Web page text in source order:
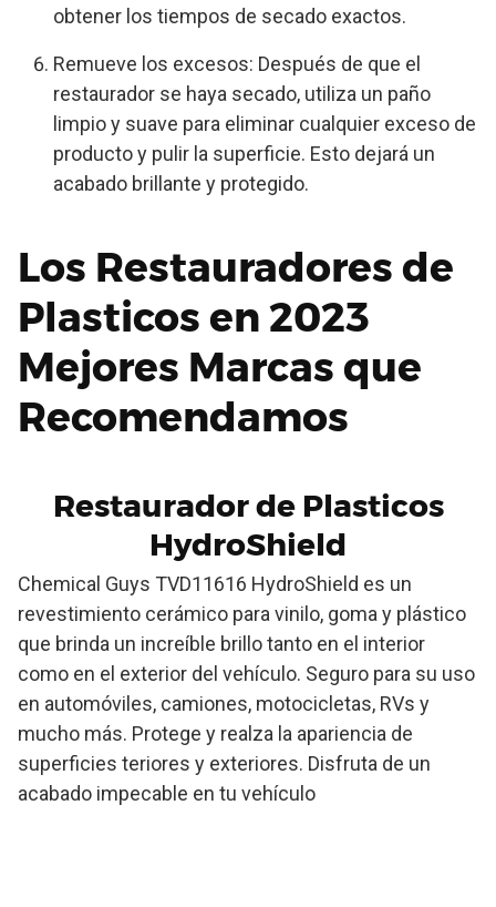
obtener los tiempos de secado exactos.
Remueve los excesos: Después de que el
restaurador se haya secado, utiliza un paño
limpio y suave para eliminar cualquier exceso de
producto y pulir la superficie. Esto dejará un
acabado brillante y protegido.
Los Restauradores de
Plasticos en 2023
Mejores Marcas que
Recomendamos
Restaurador de Plasticos
HydroShield
Chemical Guys TVD11616 HydroShield es un
revestimiento cerámico para vinilo, goma y plástico
que brinda un increíble brillo tanto en el interior
como en el exterior del vehículo. Seguro para su uso
en automóviles, camiones, motocicletas, RVs y
mucho más. Protege y realza la apariencia de
superficies teriores y exteriores. Disfruta de un
acabado impecable en tu vehículo